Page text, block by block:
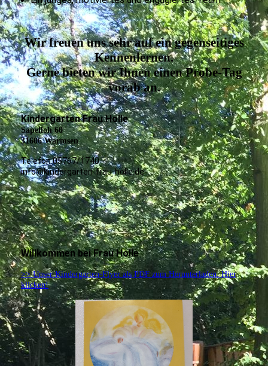
Wir freuen uns sehr auf ein gegenseitiges
Kennenlernen.
Gerne bieten wir Ihnen einen Probe-Tag
vorab an.
Kindergarten Frau Holle
Sapelloh 60
31606 Warmsen
Telefon 05767/1740
info@kindergarten-frau-holle.de
Willkommen bei Frau Holle
>> Unser Kindergarten-Flyer als PDF zum Herunterladen. Hier
klicken!